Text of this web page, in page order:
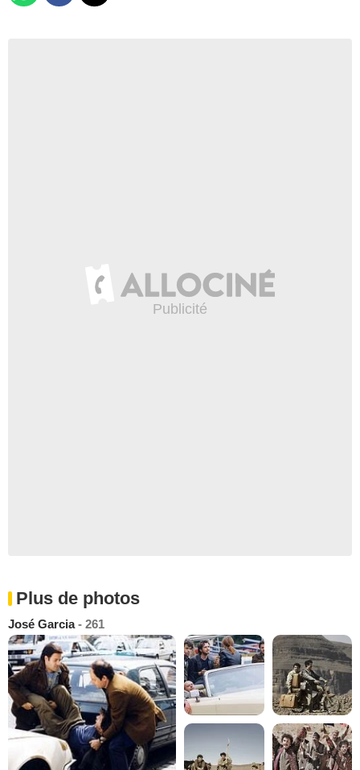
Plus de photos
José Garcia- 261